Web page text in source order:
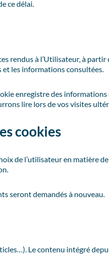
ce délai.
rendus à l’Utilisateur, à
et les informations consultées.
enregistre des
lire lors de vos visites
cookies
de l’utilisateur en matière
seront demandés à nouveau.
Le contenu intégré